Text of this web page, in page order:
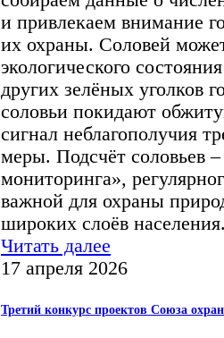
и привлекаем внимание
их охраны. Соловей
экологического
других зелёных уголков
соловьи покидают
сигнал неблагополучия
меры. Подсчёт соловьев
мониторинга»,
важной для охраны
широких слоёв
Читать далее
17 апреля 2026
Третий конкурс проектов Союза